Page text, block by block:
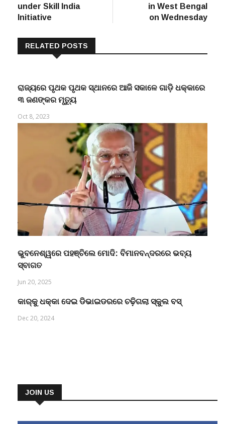
under Skill India
Initiative
in West Bengal
on Wednesday
RELATED POSTS
ରାଜ୍ୟରେ ପୃଥକ ପୃଥକ ସ୍ଥାନରେ ଆଜି ସକାଳେ ଗାଡ଼ି ଧକ୍କାରେ
୩ ଜଣଙ୍କର ମୃତ୍ୟୁ
Oct 8, 2023
ଭୁବନେଶ୍ୱରେ ପହଞ୍ଚିଲେ ମୋଦି: ବିମାନବନ୍ଦରରେ ଭବ୍ୟ
ସ୍ବାଗତ
Jun 20, 2025
କାର୍‌କୁ ଧକ୍କା ଦେଇ ଡିଭାଇଡରରେ ଚଢ଼ିଗଲା ସ୍କୁଲ ବସ୍
Dec 20, 2024
JOIN US